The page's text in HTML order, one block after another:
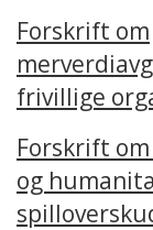
Forskrift om
frivillige
Forskrift
og